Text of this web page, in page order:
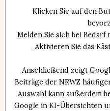
Klicken Sie auf den
Melden Sie sich bei
Aktivieren Sie das
Anschließend zeigt
Beiträge der NRWZ
Auswahl kann außerdem
Google in KI-Übersichten